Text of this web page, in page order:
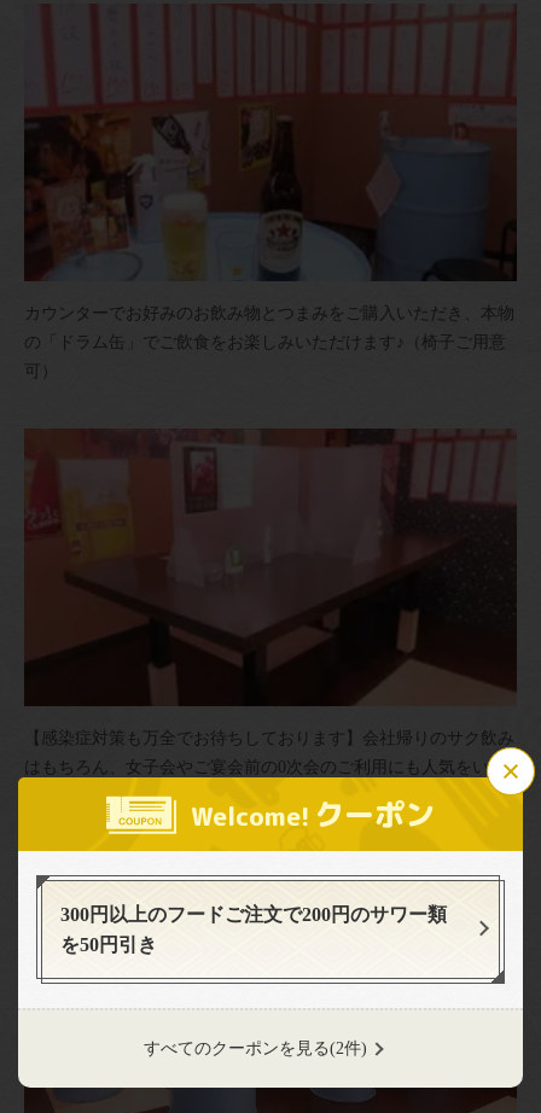
Welcome! クーポン
300円以上のフードご注文で200円のサワー類
を50円引き
すべてのクーポンを見る(2件)
カウンターでお好みのお飲み物とつまみをご購入いただき、本物
の「ドラム缶」でご飲食をお楽しみいただけます♪（椅子ご用意
可）
【感染症対策も万全でお待ちしております】会社帰りのサク飲み
はもちろん、女子会やご宴会前の0次会のご利用にも人気をいた
だいております◎ご希望の方には椅子のご用意も承っております
ので、お気軽にスタッフまでお声掛け下さい♪(30名様分まで可)
この店舗情報をシェアする
立飲み居酒屋ドラム缶 西千葉店
千葉県千葉市中央区春日２-21-10 B1F E号室 西千葉マンション
お店情報をコピー
閉じる